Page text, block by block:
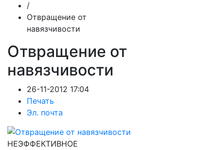
/
Отвращение от
навязчивости
Отвращение от
навязчивости
26-11-2012 17:04
Печать
Эл. почта
НЕЭФФЕКТИВНОЕ